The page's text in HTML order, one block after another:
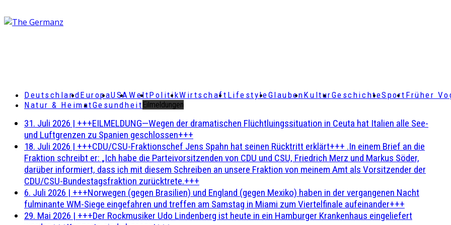
DeutschlandEuropaUSAWeltPolitikWirtschaft LifestyleGlaubenKulturGeschichteSport Früher
Natur & HeimatGesundheit Eilmeldungen
31. Juli 2026 | +++EILMELDUNG—Wegen der dramatischen Flüchtluingssituation in Ceuta hat Italien alle See-
und Luftgrenzen zu Spanien geschlossen+++
18. Juli 2026 | +++CDU/CSU-Fraktionschef Jens Spahn hat seinen Rücktritt erklärt+++ .In einem Brief an die
Fraktion schreibt er: „Ich habe die Parteivorsitzenden von CDU und CSU, Friedrich Merz und Markus Söder,
darüber informiert, dass ich mit diesem Schreiben an unsere Fraktion von meinem Amt als Vorsitzender der
CDU/CSU-Bundestagsfraktion zurücktrete.+++
6. Juli 2026 | +++Norwegen (gegen Brasilien) und England (gegen Mexiko) haben in der vergangenen Nacht
fulminante WM-Siege eingefahren und treffen am Samstag in Miami zum Viertelfinale aufeinander+++
29. Mai 2026 | +++Der Rockmusiker Udo Lindenberg ist heute in ein Hamburger Krankenhaus eingeliefert